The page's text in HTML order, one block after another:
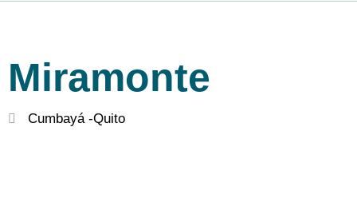
Miramonte
Cumbayá -Quito